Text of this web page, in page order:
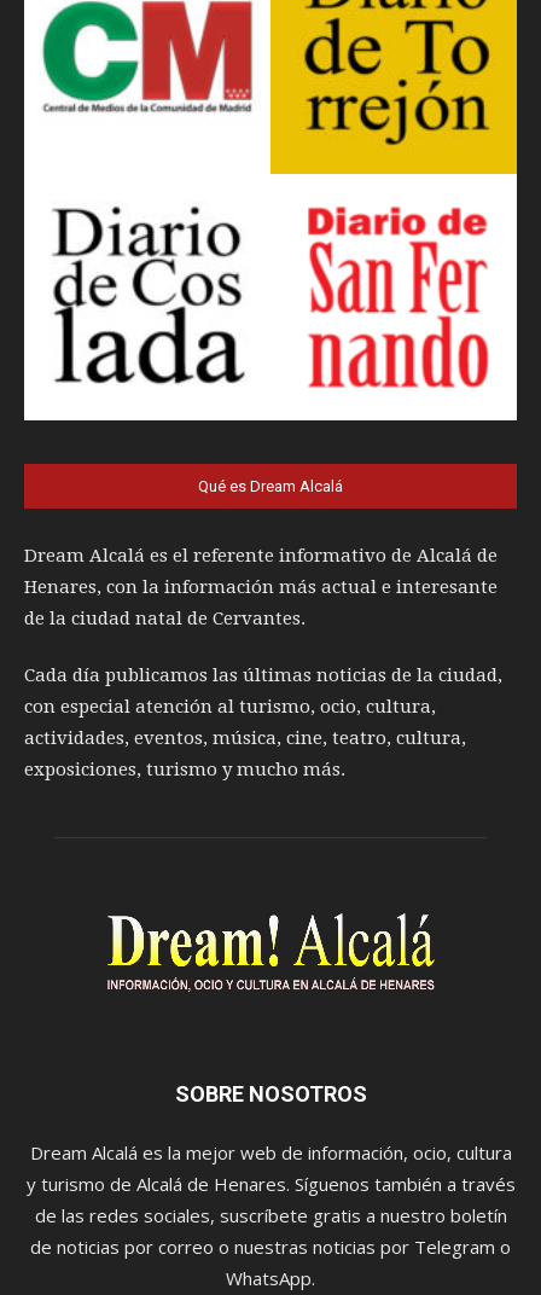
Qué es Dream Alcalá
Dream Alcalá es el referente informativo de Alcalá de
Henares, con la información más actual e interesante
de la ciudad natal de Cervantes.
Cada día publicamos las últimas noticias de la ciudad,
con especial atención al turismo, ocio, cultura,
actividades, eventos, música, cine, teatro, cultura,
exposiciones, turismo y mucho más.
SOBRE NOSOTROS
Dream Alcalá es la mejor web de información, ocio, cultura
y turismo de Alcalá de Henares. Síguenos también a través
de las redes sociales, suscríbete gratis a nuestro boletín
de noticias por correo o nuestras noticias por Telegram o
WhatsApp.